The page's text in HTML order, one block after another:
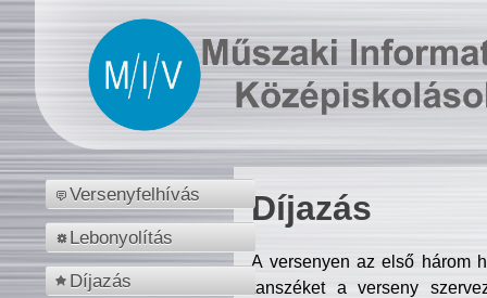
Versenyfelhívás
Lebonyolítás
Díjazás
Díjazás
A versenyen az első három
tanszéket a verseny